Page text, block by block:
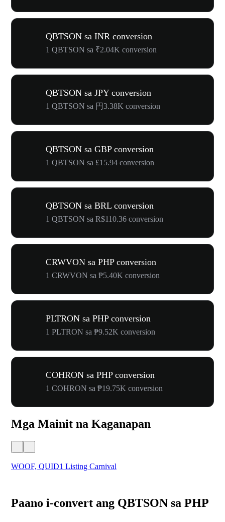
QBTSON sa INR conversion
1 QBTSON sa ₹2.04K conversion
QBTSON sa JPY conversion
1 QBTSON sa 円3.38K conversion
QBTSON sa GBP conversion
1 QBTSON sa £15.94 conversion
QBTSON sa BRL conversion
1 QBTSON sa R$110.36 conversion
CRWVON sa PHP conversion
1 CRWVON sa ₱5.40K conversion
PLTRON sa PHP conversion
1 PLTRON sa ₱9.52K conversion
COHRON sa PHP conversion
1 COHRON sa ₱19.75K conversion
Mga Mainit na Kaganapan
WOOF, QUID1 Listing Carnival
Paano i-convert ang QBTSON sa PHP